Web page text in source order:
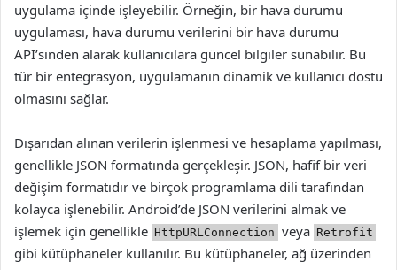
uygulama içinde işleyebilir. Örneğin, bir hava durumu
uygulaması, hava durumu verilerini bir hava durumu
API’sinden alarak kullanıcılara güncel bilgiler sunabilir. Bu
tür bir entegrasyon, uygulamanın dinamik ve kullanıcı dostu
olmasını sağlar.
Dışarıdan alınan verilerin işlenmesi ve hesaplama yapılması,
genellikle JSON formatında gerçekleşir. JSON, hafif bir veri
değişim formatıdır ve birçok programlama dili tarafından
kolayca işlenebilir. Android’de JSON verilerini almak ve
işlemek için genellikle HttpURLConnection veya Retrofit
gibi kütüphaneler kullanılır. Bu kütüphaneler, ağ üzerinden